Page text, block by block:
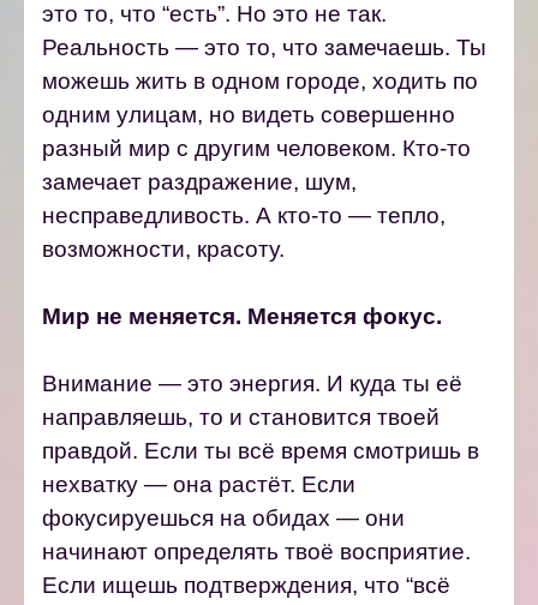
это то, что “есть”. Но это не так.
Реальность — это то, что замечаешь. Ты
можешь жить в одном городе, ходить по
одним улицам, но видеть совершенно
разный мир с другим человеком. Кто-то
замечает раздражение, шум,
несправедливость. А кто-то — тепло,
возможности, красоту.
Мир не меняется. Меняется фокус.
Внимание — это энергия. И куда ты её
направляешь, то и становится твоей
правдой. Если ты всё время смотришь в
нехватку — она растёт. Если
фокусируешься на обидах — они
начинают определять твоё восприятие.
Если ищешь подтверждения, что “всё